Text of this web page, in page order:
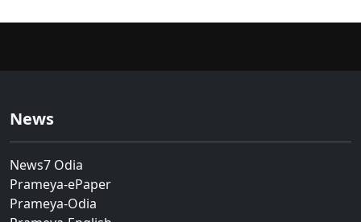
News
News7 Odia
Prameya-ePaper
Prameya-Odia